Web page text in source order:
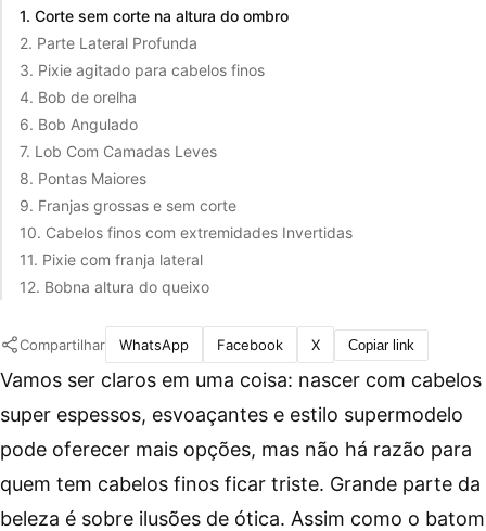
1. Corte sem corte na altura do ombro
2. Parte Lateral Profunda
3. Pixie agitado para cabelos finos
4. Bob de orelha
6. Bob Angulado
7. Lob Com Camadas Leves
8. Pontas Maiores
9. Franjas grossas e sem corte
10. Cabelos finos com extremidades Invertidas
11. Pixie com franja lateral
12. Bobna altura do queixo
Compartilhar WhatsApp Facebook X Copiar link
Vamos ser claros em uma coisa: nascer com cabelos
super espessos, esvoaçantes e estilo supermodelo
pode oferecer mais opções, mas não há razão para
quem tem cabelos finos ficar triste. Grande parte da
beleza é sobre ilusões de ótica. Assim como o batom